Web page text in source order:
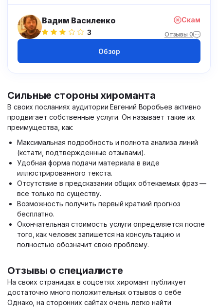
Вадим Василенко
3
Скам
Отзывы 0
Обзор
Сильные стороны хироманта
В своих посланиях аудитории Евгений Воробьев активно
продвигает собственные услуги. Он называет такие их
преимущества, как:
Максимальная подробность и полнота анализа линий
(кстати, подтвержденные отзывами).
Удобная форма подачи материала в виде
иллюстрированного текста.
Отсутствие в предсказании общих обтекаемых фраз —
все только по существу.
Возможность получить первый краткий прогноз
бесплатно.
Окончательная стоимость услуги определяется после
того, как человек запишется на консультацию и
полностью обозначит свою проблему.
Отзывы о специалисте
На своих страницах в соцсетях хиромант публикует
достаточно много положительных отзывов о себе
Однако, на сторонних сайтах очень легко найти